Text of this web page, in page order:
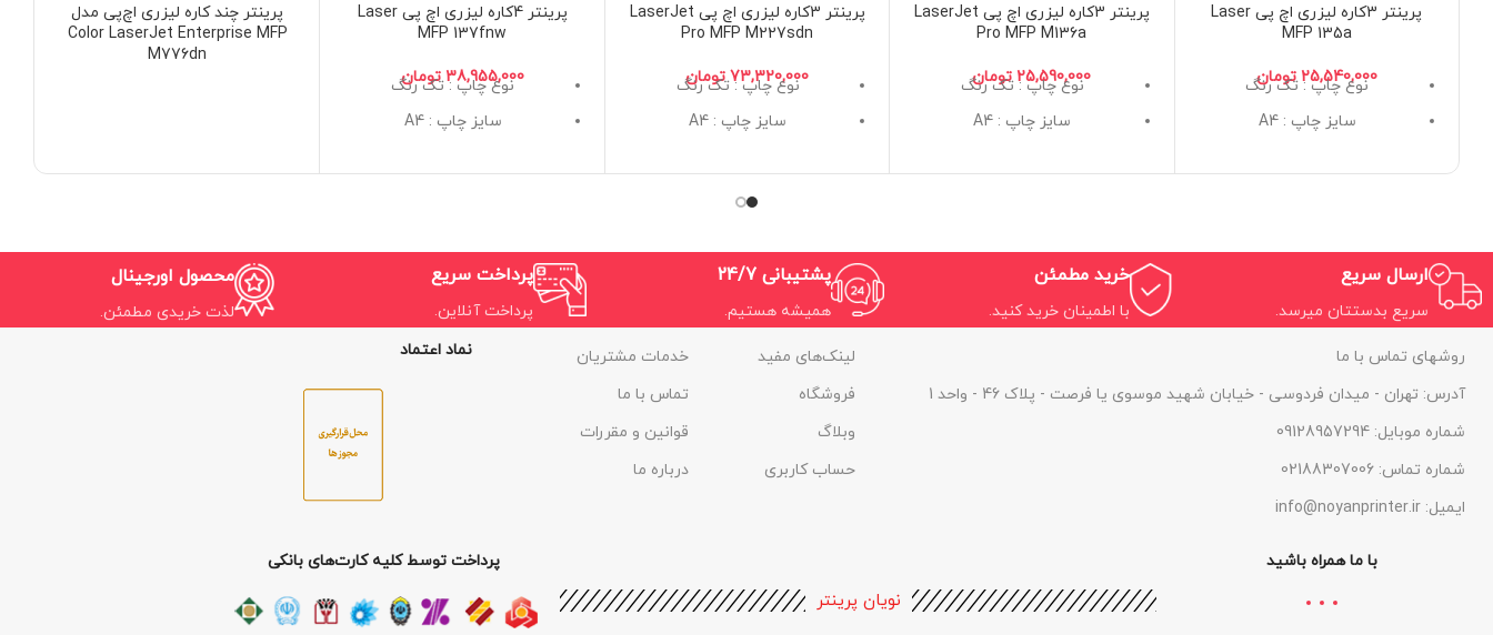
پرینتر 3کاره لیزری اچ پی Laser
MFP 135a
تومان
نوع چاپ : تک رنگ
سایز چاپ : A4
پرینتر 3کاره لیزری اچ پی LaserJet
Pro MFP M136a
تومان
نوع چاپ : تک رنگ
سایز چاپ : A4
پرینتر 3کاره لیزری اچ پی LaserJet
Pro MFP M227sdn
تومان
نوع چاپ : تک رنگ
سایز چاپ : A4
کاربری : 3 کاره (پرینت، اسکن،
پرینتر 4کاره لیزری اچ پی Laser
MFP 137fnw
تومان
نوع چاپ : تک رنگ
سایز چاپ : A4
پرینتر چند کاره لیزری اچ‌پی مدل
Color LaserJet Enterprise MFP
M776dn
ارسال سریع
سریع بدستتان میرسد.
خرید مطمئن
با اطمینان خرید کنید.
پشتیبانی 24/7
همیشه هستیم.
پرداخت سریع
پرداخت آنلاین.
محصول اورجینال
لذت خریدی مطمئن.
روشهای تماس با ما
آدرس: تهران - میدان فردوسی - خیابان شهید موسوی یا فرصت - پلاک 46 - واحد 1
شماره موبایل: 09128957294
شماره تماس: 02188307006
ایمیل: info@noyanprinter.ir
لینک‌های مفید
فروشگاه
وبلاگ
حساب کاربری
خدمات مشتریان
تماس با ما
قوانین و مقررات
درباره ما
نماد اعتماد
با ما همراه باشید
نویان پرینتر
پرداخت توسط کلیه کارت‌های بانکی